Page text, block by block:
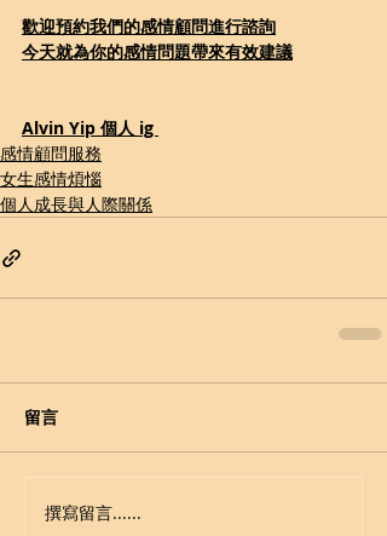
歡迎預約我們的感情顧問進行諮詢
今天就為你的感情問題帶來有效建議
Alvin Yip 個人 ig
感情顧問服務
女生感情煩惱
個人成長與人際關係
留言
撰寫留言......